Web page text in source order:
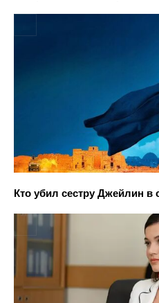
Кто убил сестру Джейлин в